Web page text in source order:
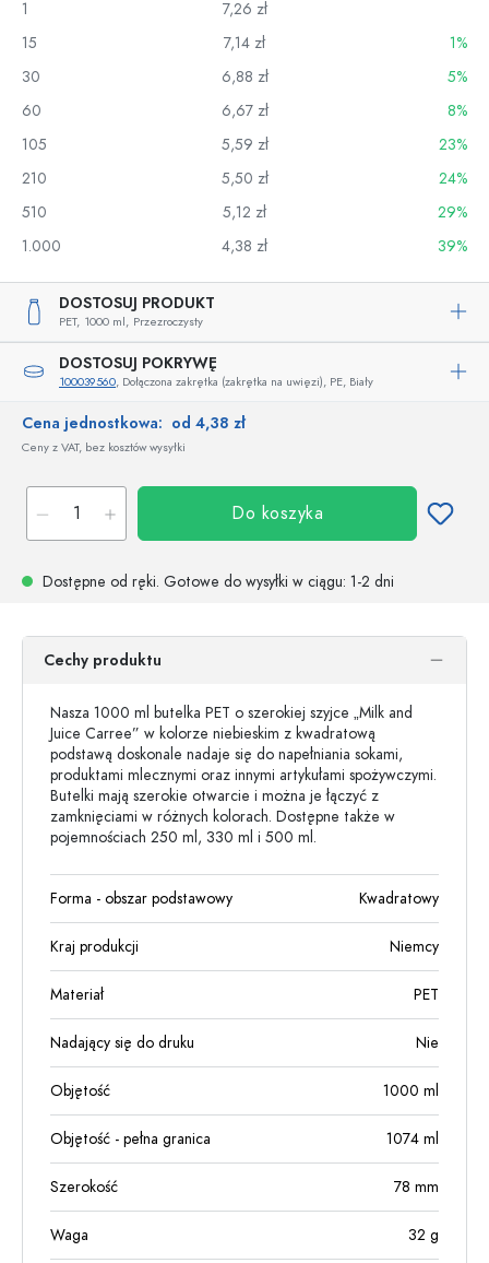
1
7,26 zł
15
7,14 zł
1%
30
6,88 zł
5%
60
6,67 zł
8%
105
5,59 zł
23%
210
5,50 zł
24%
510
5,12 zł
29%
1.000
4,38 zł 39%
DOSTOSUJ PRODUKT
PET, 1000 ml, Przezroczysty
DOSTOSUJ POKRYWĘ
100039560, Dołączona zakrętka (zakrętka na uwięzi), PE, Biały
Cena jednostkowa: od 4,38 zł
Ceny z VAT, bez kosztów wysyłki
Do koszyka
Dostępne od ręki. Gotowe do wysyłki w ciągu: 1-2 dni
Cechy produktu
Nasza 1000 ml butelka PET o szerokiej szyjce „Milk and
Juice Carree” w kolorze niebieskim z kwadratową
podstawą doskonale nadaje się do napełniania sokami,
produktami mlecznymi oraz innymi artykułami spożywczymi.
Butelki mają szerokie otwarcie i można je łączyć z
zamknięciami w różnych kolorach. Dostępne także w
pojemnościach 250 ml, 330 ml i 500 ml.
Forma - obszar podstawowy Kwadratowy
Kraj produkcji Niemcy
Materiał PET
Nadający się do druku Nie
Objętość 1000 ml
Objętość - pełna granica 1074 ml
Szerokość 78 mm
Waga 32 g